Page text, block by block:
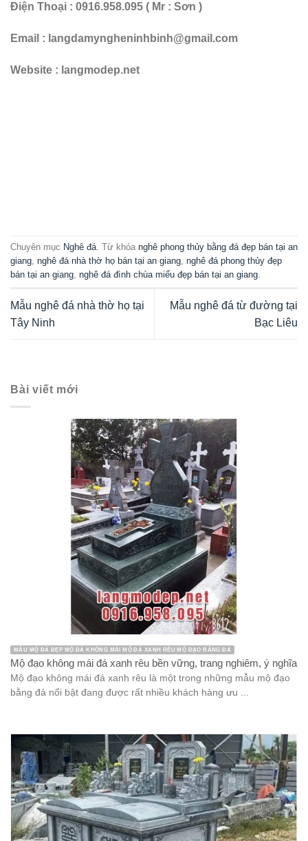
Điện Thoại : 0916.958.095 ( Mr : Sơn )
Email : langdamyngheninhbinh@gmail.com
Website : langmodep.net
Chuyên mục Nghê đá. Từ khóa nghê phong thủy bằng đá đẹp bán tại an
giang, nghê đá nhà thờ họ bán tại an giang, nghê đá phong thủy đẹp
bán tại an giang, nghê đá đình chùa miếu đẹp bán tại an giang.
Mẫu nghê đá nhà thờ họ tại
Tây Ninh
Mẫu nghê đá từ đường tại
Bạc Liêu
Bài viết mới
MẪU MỘ ĐÁ ĐẸP MỘ ĐÁ KHÔNG MÁI MỘ ĐÁ XANH RÊU MỘ ĐẠO BẰNG ĐÁ
Mộ đạo không mái đá xanh rêu bền vững, trang nghiêm, ý nghĩa
Mộ đạo không mái đá xanh rêu là một trong những mẫu mộ đạo
bằng đá nổi bật đang được rất nhiều khách hàng ưu ...